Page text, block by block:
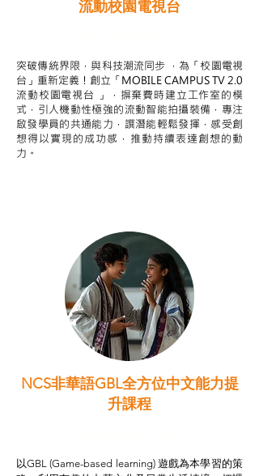
流動校園電視台
突破傳統界限，與科技潮流同步 ，為「校園電視
台」重新定義！創立「MOBILE CAMPUS TV 2.0
流動校園電視台 」，摒棄費時建立工作室的模
式，引人機動性極強的流動智能拍攝裝備，專注
啟發學員的共通能力，譔潛能輕鬆發揮，感受創
想得以實現的成功感，推動持續表達創想的動
力。
NCS非華語GBL全方位中文能力提
升課程
以GBL (Game-based learning) 遊戲為本學習的策